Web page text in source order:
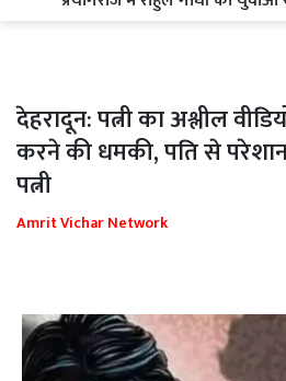
देहरादून: पत्नी का अश्लील
करने की धमकी, पति से
पत्नी
Amrit Vichar Network